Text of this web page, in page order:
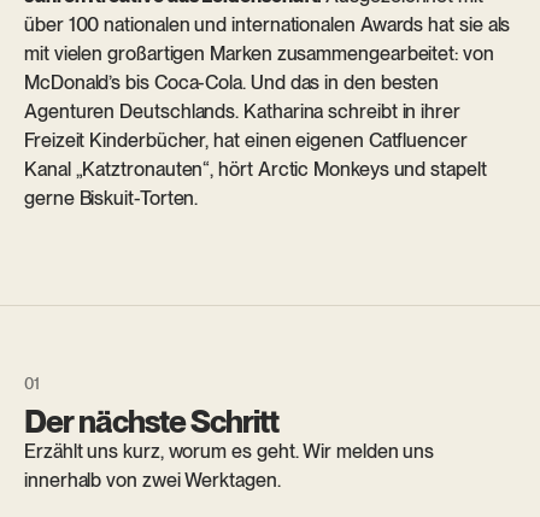
über 100 nationalen und internationalen Awards hat sie als
mit vielen großartigen Marken zusammengearbeitet: von
McDonald’s bis Coca-Cola. Und das in den besten
Agenturen Deutschlands. Katharina schreibt in ihrer
Freizeit Kinderbücher, hat einen eigenen Catfluencer
Kanal „Katztronauten“, hört Arctic Monkeys und stapelt
gerne Biskuit-Torten.
Der nächste Schritt
Erzählt uns kurz, worum es geht. Wir melden uns
innerhalb von zwei Werktagen.